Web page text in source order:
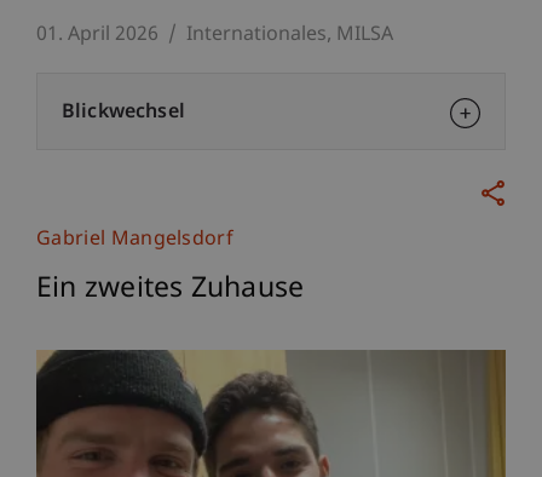
01. April 2026 Internationales MILSA
Gabriel Mangelsdorf
Ein zweites Zuhause
Blickwechsel